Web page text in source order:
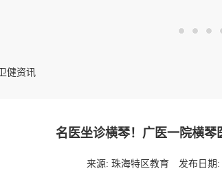
卫健资讯
名医坐诊横琴！广医一院横琴
来源: 珠海特区教育 发布日期: